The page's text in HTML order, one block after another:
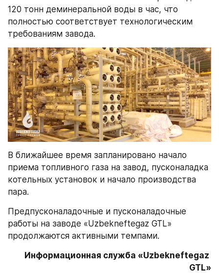
120 тонн деминеральной воды в час, что
полностью соответствует технологическим
требованиям завода.
В ближайшее время запланировано начало
приема топливного газа на завод, пусконаладка
котельных установок и начало производства
пара.
Предпусконаладочные и пусконаладочные
работы на заводе «Uzbekneftegaz GTL»
продолжаются активными темпами.
Информационная служба «Uzbekneftegaz
GTL»